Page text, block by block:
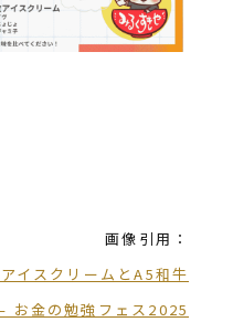
画像引用：
イスクリームとA5和牛
お金の勉強フェス2025